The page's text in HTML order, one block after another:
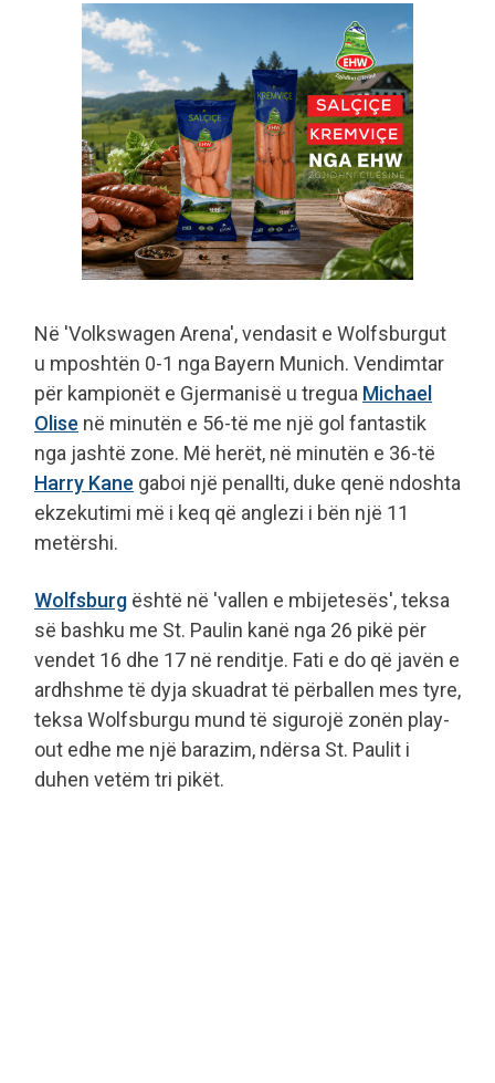
Në 'Volkswagen Arena', vendasit e Wolfsburgut
u mposhtën 0-1 nga Bayern Munich. Vendimtar
për kampionët e Gjermanisë u tregua Michael
Olise në minutën e 56-të me një gol fantastik
nga jashtë zone. Më herët, në minutën e 36-të
Harry Kane gaboi një penallti, duke qenë ndoshta
ekzekutimi më i keq që anglezi i bën një 11
metërshi.
Wolfsburg është në 'vallen e mbijetesës', teksa
së bashku me St. Paulin kanë nga 26 pikë për
vendet 16 dhe 17 në renditje. Fati e do që javën e
ardhshme të dyja skuadrat të përballen mes tyre,
teksa Wolfsburgu mund të sigurojë zonën play-
out edhe me një barazim, ndërsa St. Paulit i
duhen vetëm tri pikët.